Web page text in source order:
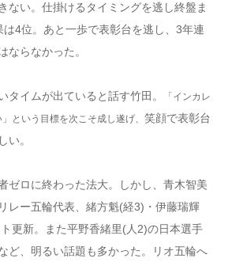
ない。仕掛けるタイミングを逃し終盤ま
4位。あと一歩で表彰台を逃し、3年連
ならなかった。
イムが出ていると話す竹田。
「インカレ
という目標を次こそ成し遂げ、 笑顔で表彰台
い。
ゼロに終わった法大。しかし、青木智美
レー五輪代表、緒方魁(経3)・伊藤瑞輝
更新。また平野香緒里(人2)の日本選手
ど、明るい話題も多かった。リオ五輪へ